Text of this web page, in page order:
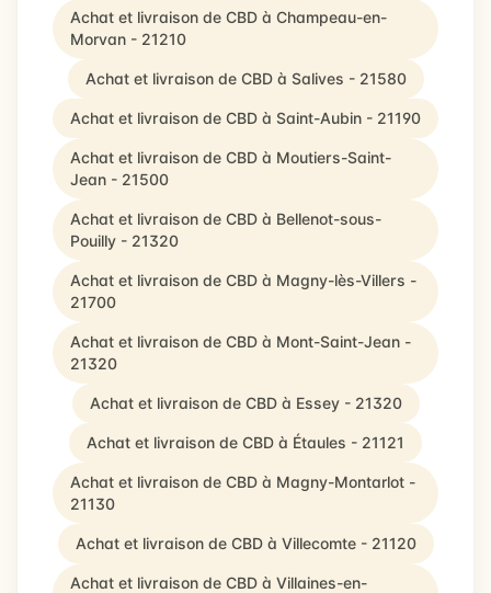
Achat et livraison de CBD à Champeau-en-
Morvan - 21210
Achat et livraison de CBD à Salives - 21580
Achat et livraison de CBD à Saint-Aubin - 21190
Achat et livraison de CBD à Moutiers-Saint-
Jean - 21500
Achat et livraison de CBD à Bellenot-sous-
Pouilly - 21320
Achat et livraison de CBD à Magny-lès-Villers -
21700
Achat et livraison de CBD à Mont-Saint-Jean -
21320
Achat et livraison de CBD à Essey - 21320
Achat et livraison de CBD à Étaules - 21121
Achat et livraison de CBD à Magny-Montarlot -
21130
Achat et livraison de CBD à Villecomte - 21120
Achat et livraison de CBD à Villaines-en-